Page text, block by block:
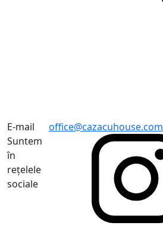
E-mail
office@cazacuhouse.com
Suntem
în
rețelele
sociale